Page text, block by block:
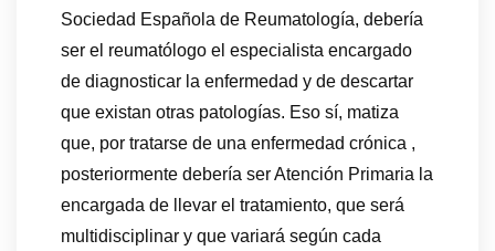
Sociedad Española de Reumatología, debería
ser el reumatólogo el especialista encargado
de diagnosticar la enfermedad y de descartar
que existan otras patologías. Eso sí, matiza
que, por tratarse de una enfermedad crónica ,
posteriormente debería ser Atención Primaria la
encargada de llevar el tratamiento, que será
multidisciplinar y que variará según cada